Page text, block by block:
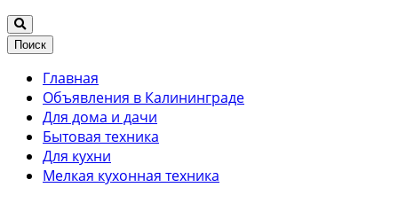
Поиск
Главная
Объявления в Калининграде
Для дома и дачи
Бытовая техника
Для кухни
Мелкая кухонная техника